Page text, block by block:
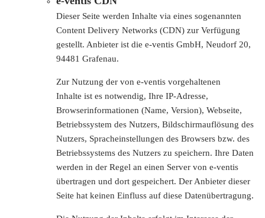
Dieser Seite werden Inhalte via eines sogenannten
Content Delivery Networks (CDN) zur Verfügung
gestellt. Anbieter ist die e-ventis GmbH, Neudorf 20,
94481 Grafenau.
Zur Nutzung der von e-ventis vorgehaltenen
Inhalte ist es notwendig, Ihre IP-Adresse,
Browserinformationen (Name, Version), Webseite,
Betriebssystem des Nutzers, Bildschirmauflösung des
Nutzers, Spracheinstellungen des Browsers bzw. des
Betriebssystems des Nutzers zu speichern. Ihre Daten
werden in der Regel an einen Server von e-ventis
übertragen und dort gespeichert. Der Anbieter dieser
Seite hat keinen Einfluss auf diese Datenübertragung.